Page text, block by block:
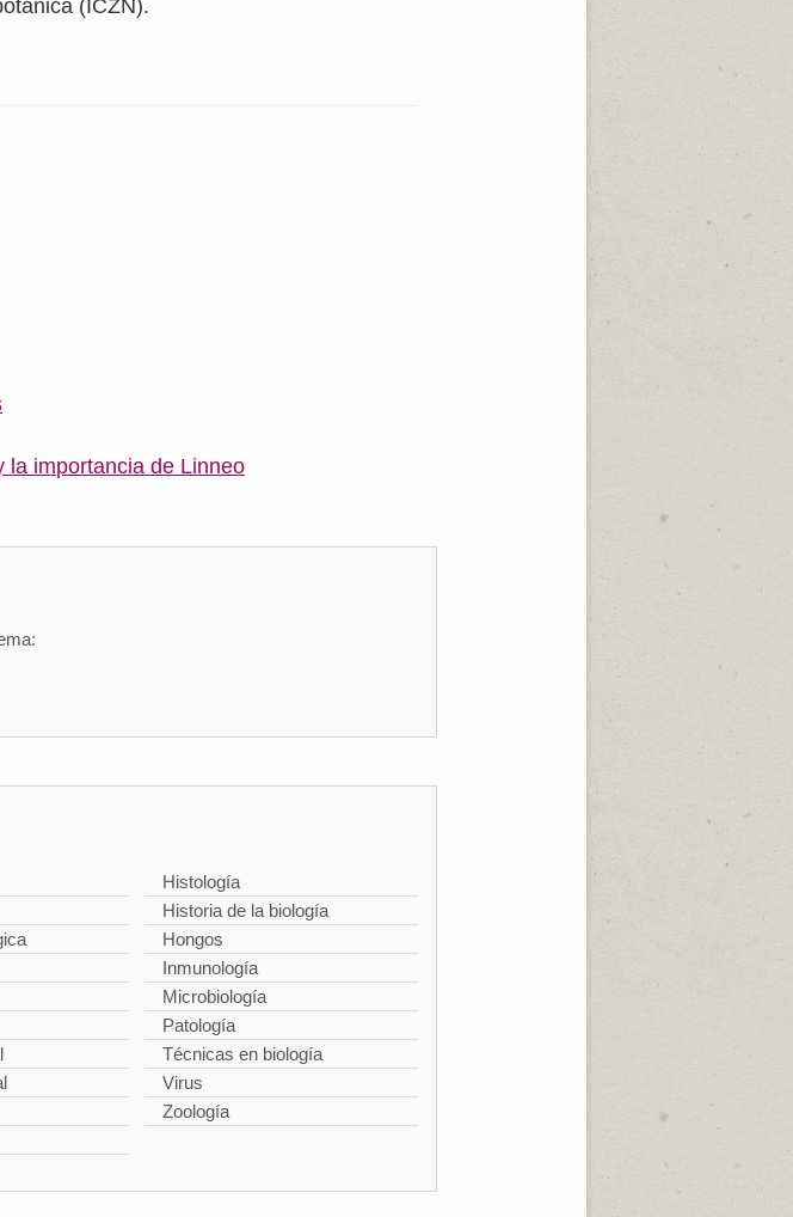
(ICZN).
la importancia de Linneo
Histología
Historia de la biología
Hongos
Inmunología
Microbiología
Patología
Técnicas en biología
Virus
Zoología